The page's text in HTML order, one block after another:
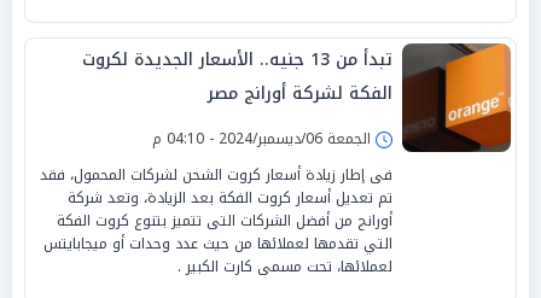
تبدأ من 13 جنيه.. الأسعار الجديدة لكروت
الفكة لشركة أورانج مصر
الجمعة 06/ديسمبر/2024 - 04:10 م
فى إطار زيادة أسعار كروت الشحن لشركات المحمول، فقد
تم تعديل أسعار كروت الفكة بعد الزيادة، وتعد شركة
أورانج من أفضل الشركات التى تتميز بتنوع كروت الفكة
التي تقدمها لعملائها من حيث عدد وحدات أو ميجابايتس
لعملائها، تحت مسمى كارت الكبير .